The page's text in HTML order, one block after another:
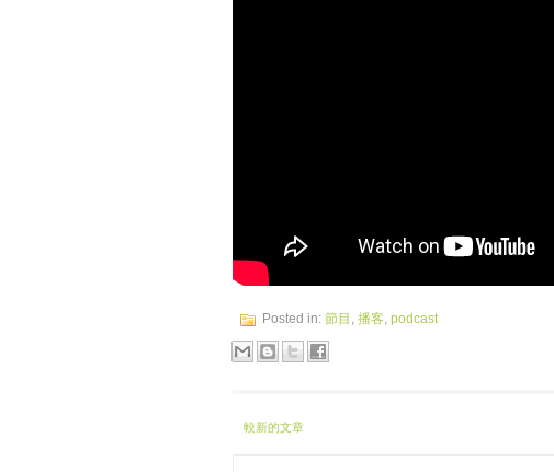
Posted in: 節目 , 播客, podcast
較新的文章